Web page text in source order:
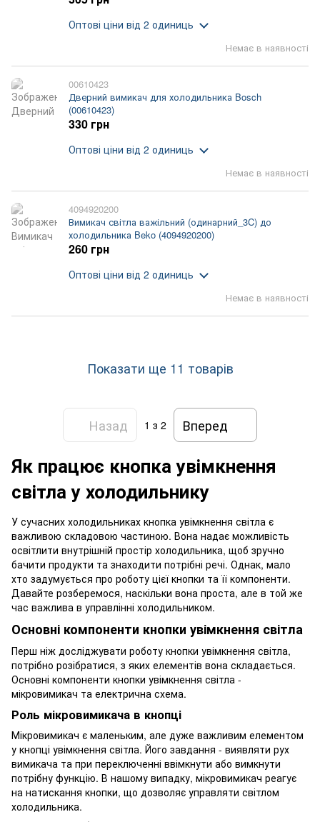
Немає в наявності
Оптові ціни від 2 одиниць
00610423
Дверний вимикач для холодильника Bosch
(00610423)
Немає в наявності
330 грн
Оптові ціни від 2 одиниць
4094920200
Вимикач світла важільний (одинарний_3C) до
холодильника Beko (4094920200)
Немає в наявності
260 грн
Оптові ціни від 2 одиниць
Показати ще 11 товарів
Назад 1 з 2 Вперед
Як працює кнопка увімкнення
світла у холодильнику
У сучасних холодильниках кнопка увімкнення світла є
важливою складовою частиною. Вона надає можливість
освітлити внутрішній простір холодильника, щоб зручно
бачити продукти та знаходити потрібні речі. Однак, мало
хто задумується про роботу цієї кнопки та її компоненти.
Давайте розберемося, наскільки вона проста, але в той же
час важлива в управлінні холодильником.
Основні компоненти кнопки увімкнення світла
Перш ніж досліджувати роботу кнопки увімкнення світла,
потрібно розібратися, з яких елементів вона складається.
Основні компоненти кнопки увімкнення світла -
мікровимикач та електрична схема.
Роль мікровимикача в кнопці
Мікровимикач є маленьким, але дуже важливим елементом
у кнопці увімкнення світла. Його завдання - виявляти рух
вимикача та при переключенні ввімкнути або вимкнути
потрібну функцію. В нашому випадку, мікровимикач реагує
на натискання кнопки, що дозволяє управляти світлом
холодильника.